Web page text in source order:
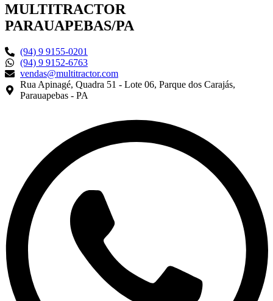
MULTITRACTOR
PARAUAPEBAS/PA
(94) 9 9155-0201
(94) 9 9152-6763
vendas@multitractor.com
Rua Apinagé, Quadra 51 - Lote 06, Parque dos Carajás,
Parauapebas - PA